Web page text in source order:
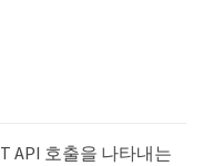
API 호출을 나타내는